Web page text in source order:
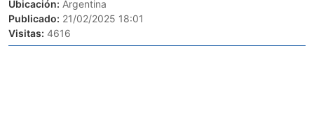
Ubicación: Argentina
Publicado: 21/02/2025 18:01
Visitas: 4616